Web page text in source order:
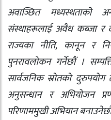
अवाञ्छित मध्यस्थताको
संस्थाहरूलाई अवैध कब्जा र
राज्यका नीति, कानून र
पुनरावलोकन गर्नेछौं ।
सार्वजनिक स्रोतको
अनुसन्धान र अभियोजन
परिणाममुखी अभियान